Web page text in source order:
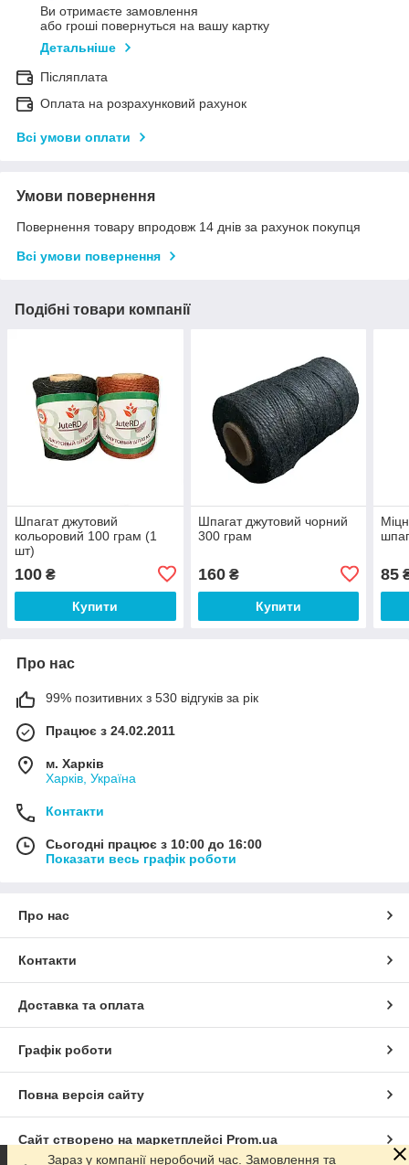
Ви отримаєте замовлення
або гроші повернуться на вашу картку
Детальніше
Післяплата
Оплата на розрахунковий рахунок
Всі умови оплати
Умови повернення
Повернення товару впродовж 14 днів за рахунок покупця
Всі умови повернення
Подібні товари компанії
Шпагат джутовий
кольоровий 100 грам (1
шт)
100 ₴
Купити
Шпагат джутовий чорний
300 грам
160₴
Купити
85
Про нас
99% позитивних з 530 відгуків за рік
Працює з 24.02.2011
м. Харків
Харків, Україна
Контакти
Сьогодні працює з 10:00 до 16:00
Показати весь графік роботи
Про нас
Контакти
Доставка та оплата
Графік роботи
Повна версія сайту
Сайт створено на маркетплейсі Prom.ua
Зараз у компанії неробочий час. Замовлення та